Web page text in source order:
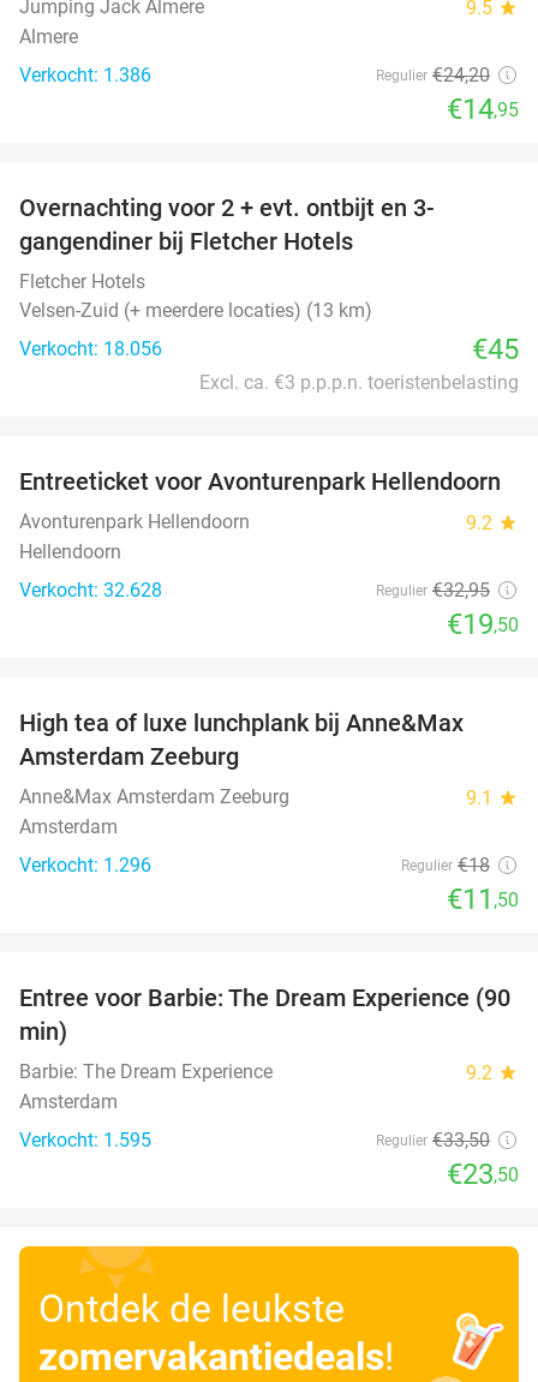
Jumping Jack Almere 9.5 star
Almere
Verkocht: 1.386
Regulier €24,20
€14,95
Overnachting voor 2 + evt. ontbijt en 3-
gangendiner bij Fletcher Hotels
Fletcher Hotels
Velsen-Zuid (+ meerdere locaties) (13 km)
Verkocht: 18.056
€45
Excl. ca. €3 p.p.p.n. toeristenbelasting
41%
Entreeticket voor Avonturenpark Hellendoorn
Avonturenpark Hellendoorn 9.2 star
Hellendoorn
Verkocht: 32.628
Regulier €32,95
€19,50
High tea of luxe lunchplank bij Anne&Max
Amsterdam Zeeburg
Anne&Max Amsterdam Zeeburg 9.1 star
Amsterdam
Verkocht: 1.296
Regulier €18
€11 ,50
30%
Entree voor Barbie: The Dream Experience (90
min)
Barbie: The Dream Experience 9.2 star
Amsterdam
Verkocht: 1.595
Regulier €33,50
€23,50
Ontdek de leukste
zomervakantiedeals!